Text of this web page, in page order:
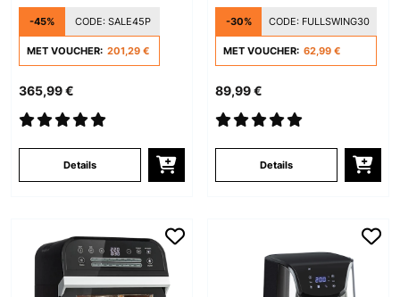
-45% CODE: SALE45P
MET VOUCHER: 201,29 €
365,99 €
Details
-30% CODE: FULLSWING30
MET VOUCHER: 62,99 €
89,99 €
Details